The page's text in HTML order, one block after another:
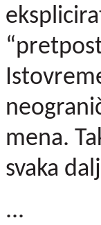
mena.
svaka
...